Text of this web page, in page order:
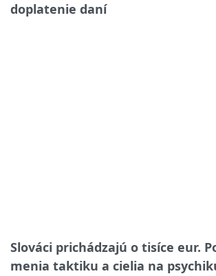
doplatenie daní
Slováci prichádzajú o tisíce eur.
menia taktiku a cielia na